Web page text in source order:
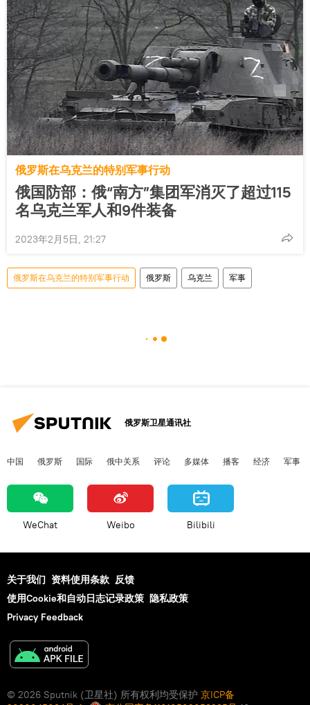
俄罗斯在乌克兰的特别军事行动
俄国防部：俄“南方”集团军消灭了超过115
名乌克兰军人和9件装备
2023年2月5日, 21:27
俄罗斯在乌克兰的特别军事行动 俄罗斯 乌克兰 军事
俄罗斯卫星通讯社
中国 俄罗斯 国际 俄中关系 评论 多媒体 播客 经济 军事
WeChat Weibo Bilibili
关于我们 资料使用条款 反馈
使用Cookie和自动日志记录政策 隐私政策
Privacy Feedback
© 2026 Sputnik (卫星社) 所有权利均受保护 京ICP备